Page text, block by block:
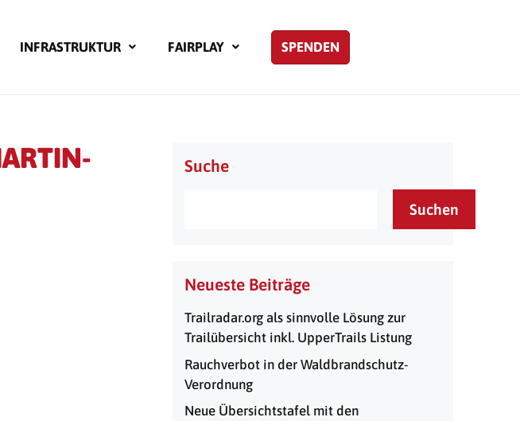
INFRASTRUKTUR FAIRPLAY SPENDEN
Suche
Suchen
Neueste Beiträge
Trailradar.org als sinnvolle Lösung zur
Trailübersicht inkl. UpperTrails Listung
Rauchverbot in der Waldbrandschutz-
Verordnung
Neue Übersichtstafel mit den